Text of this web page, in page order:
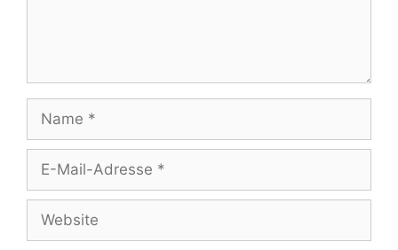
Mail-
Adresse